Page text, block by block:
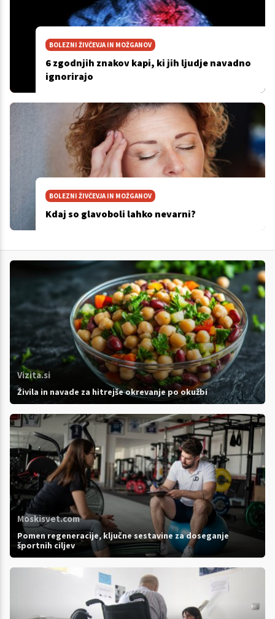
BOLEZNI ŽIVČEVJA IN MOŽGANOV
6 zgodnjih znakov kapi, ki jih ljudje navadno
ignorirajo
BOLEZNI ŽIVČEVJA IN MOŽGANOV
Kdaj so glavoboli lahko nevarni?
Vizita.si
Živila in navade za hitrejše okrevanje po okužbi
Moskisvet.com
Pomen regeneracije, ključne sestavine za doseganje
športnih ciljev